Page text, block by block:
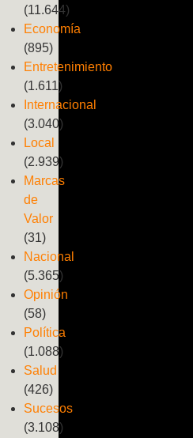
(11.644)
Economía
(895)
Entretenimiento
(1.611)
Internacional
(3.040)
Local
(2.939)
Marcas
de
Valor
(31)
Nacional
(5.365)
Opinión
(58)
Política
(1.088)
Salud
(426)
Sucesos
(3.108)